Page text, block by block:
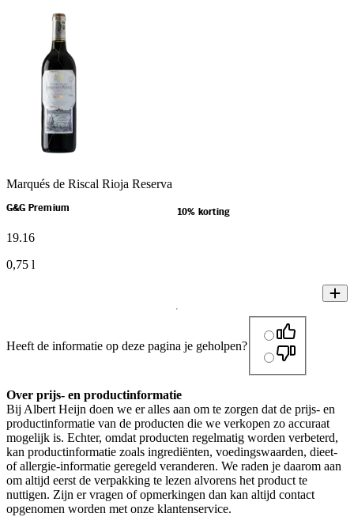
Marqués de Riscal Rioja Reserva
G&G Premium 10% korting
19.16
0,75 l
Heeft de informatie op deze pagina je geholpen?
Over prijs- en productinformatie
Bij Albert Heijn doen we er alles aan om te zorgen dat de prijs- en
productinformatie van de producten die we verkopen zo accuraat
mogelijk is. Echter, omdat producten regelmatig worden verbeterd,
kan productinformatie zoals ingrediënten, voedingswaarden, dieet-
of allergie-informatie geregeld veranderen. We raden je daarom aan
om altijd eerst de verpakking te lezen alvorens het product te
nuttigen. Zijn er vragen of opmerkingen dan kan altijd contact
opgenomen worden met onze klantenservice.